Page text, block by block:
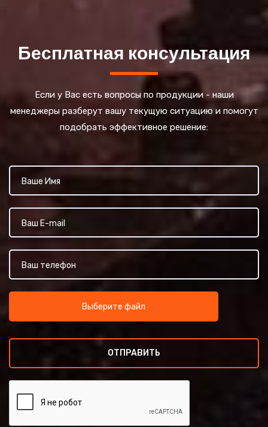
Бесплатная консультация
Если у Вас есть вопросы по продукции - наши
менеджеры разберут вашу текущую ситуацию и помогут
подобрать эффективное решение:
Выберите файл
ОТПРАВИТЬ